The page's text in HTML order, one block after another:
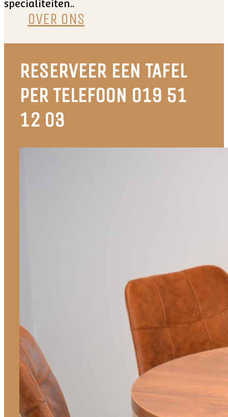
specialiteiten..
OVER ONS
RESERVEER EEN TAFEL
PER TELEFOON 019 51
12 03